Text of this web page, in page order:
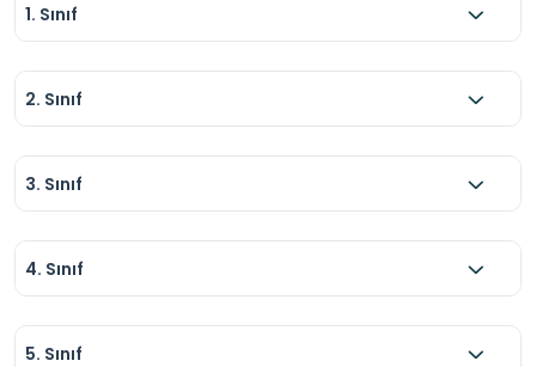
1. Sınıf
2. Sınıf
3. Sınıf
4. Sınıf
5. Sınıf